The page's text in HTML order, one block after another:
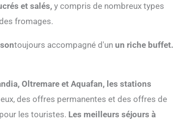
et salés, y compris de nombreux types
fromages.
toujours accompagné d'un un riche buffet.
Oltremare et Aquafan, les stations
des offres permanentes et des offres de
les touristes. Les meilleurs séjours à